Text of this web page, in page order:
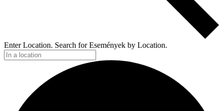
Enter Location. Search for Események by Location.